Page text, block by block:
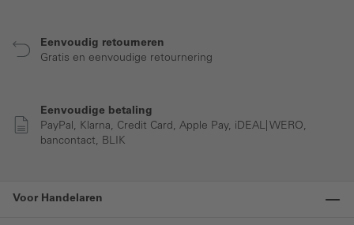
Eenvoudig retourneren
Gratis en eenvoudige retournering
Eenvoudige betaling
PayPal, Klarna, Credit Card, Apple Pay, iDEAL| WERO,
bancontact, BLIK
Voor Handelaren